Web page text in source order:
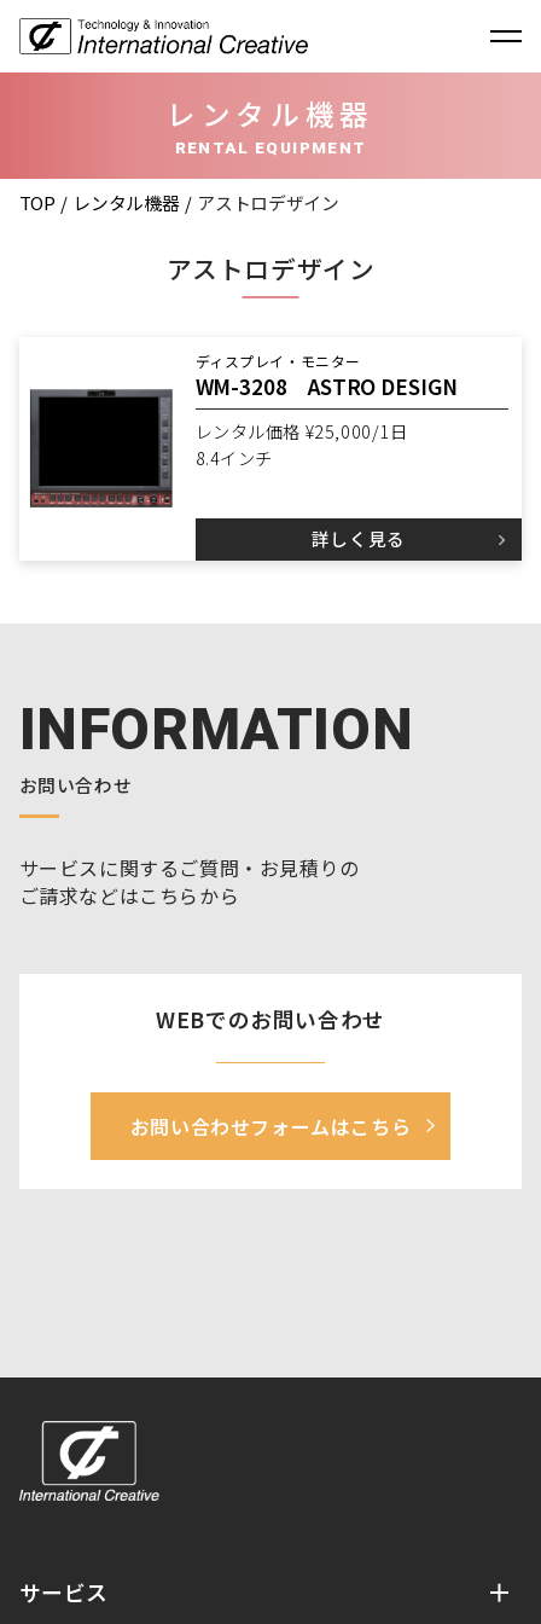
レンタル機器
RENTAL EQUIPMENT
TOP レンタル機器 アストロデザイン
アストロデザイン
ディスプレイ・モニター
WM-3208 ASTRO DESIGN
レンタル価格 ¥25,000/1日
8.4インチ
詳しく見る
INFORMATION
お問い合わせ
サービスに関するご質問・お見積りの
ご請求などはこちらから
WEBでのお問い合わせ
お問い合わせフォームはこちら
サービス